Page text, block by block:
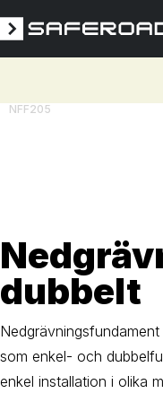
NFF205
dubbelt
som enkel- och
enkel installation i olika